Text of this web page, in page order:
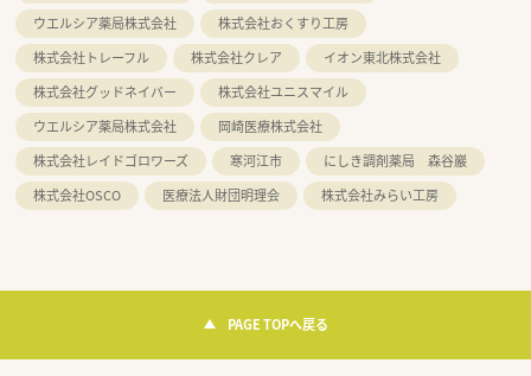
ウエルシア薬局株式会社
株式会社おくすり工房
株式会社トレーフル
株式会社クレア
イオン東北株式会社
株式会社グッドネイバー
株式会社ユニスマイル
ウエルシア薬局株式会社
岡崎医療株式会社
株式会社レイドゴロワーズ
寒河江市
にしき調剤薬局 森谷巖
株式会社OSCO
医療法人財団明理会 株式会社みらい工房
PAGE TOPへ戻る